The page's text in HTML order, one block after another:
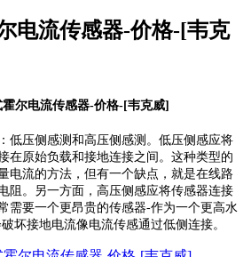
电流传感器-价格-[韦克
尔电流传感器-价格-[韦克威]
低压侧感测和高压侧感测。低压侧感应将
在原始负载和接地连接之间。这种类型的
电流的方法，但有一个缺点，就是在线路
阻。另一方面，高压侧感应将传感器连接
需要一个更昂贵的传感器-作为一个更高水
坏接地电流像电流传感通过低侧连接。